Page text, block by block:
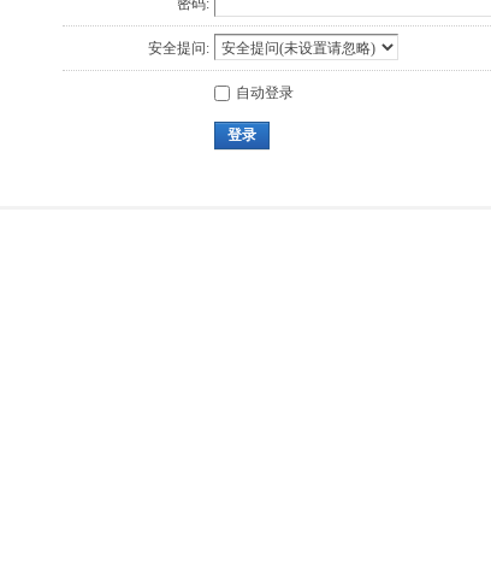
密码:
安全提问:
自动登录
登录